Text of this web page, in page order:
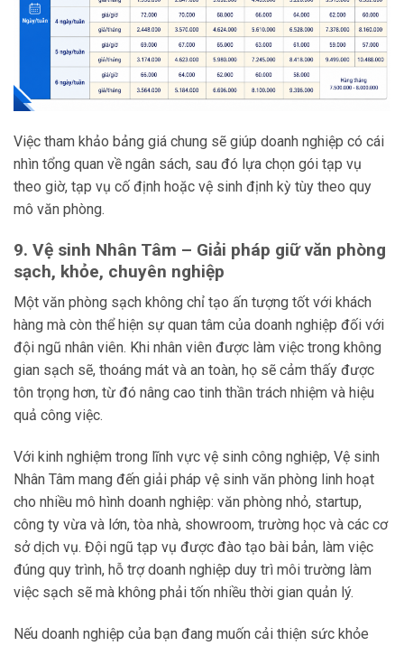
Việc tham khảo bảng giá chung sẽ giúp doanh nghiệp có cái
nhìn tổng quan về ngân sách, sau đó lựa chọn gói tạp vụ
theo giờ, tạp vụ cố định hoặc vệ sinh định kỳ tùy theo quy
mô văn phòng.
9. Vệ sinh Nhân Tâm – Giải pháp giữ văn phòng
sạch, khỏe, chuyên nghiệp
Một văn phòng sạch không chỉ tạo ấn tượng tốt với khách
hàng mà còn thể hiện sự quan tâm của doanh nghiệp đối với
đội ngũ nhân viên. Khi nhân viên được làm việc trong không
gian sạch sẽ, thoáng mát và an toàn, họ sẽ cảm thấy được
tôn trọng hơn, từ đó nâng cao tinh thần trách nhiệm và hiệu
quả công việc.
Với kinh nghiệm trong lĩnh vực vệ sinh công nghiệp, Vệ sinh
Nhân Tâm mang đến giải pháp vệ sinh văn phòng linh hoạt
cho nhiều mô hình doanh nghiệp: văn phòng nhỏ, startup,
công ty vừa và lớn, tòa nhà, showroom, trường học và các cơ
sở dịch vụ. Đội ngũ tạp vụ được đào tạo bài bản, làm việc
đúng quy trình, hỗ trợ doanh nghiệp duy trì môi trường làm
việc sạch sẽ mà không phải tốn nhiều thời gian quản lý.
Nếu doanh nghiệp của bạn đang muốn cải thiện sức khỏe